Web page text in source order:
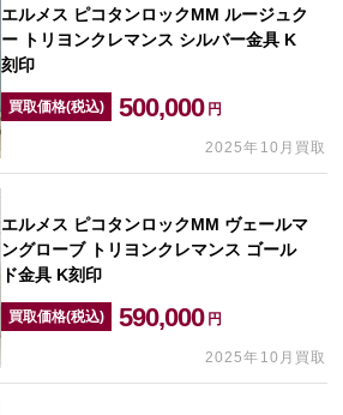
エルメス ピコタンロックMM ルージュク
ー トリヨンクレマンス シルバー金具 K
刻印
買取価格(税込) 500,000 円
2025年10月買取
エルメス ピコタンロックMM ヴェールマ
ングローブ トリヨンクレマンス ゴール
ド金具 K刻印
買取価格(税込) 590,000 円
2025年10月買取